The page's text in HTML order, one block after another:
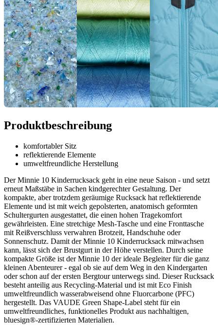
Produktbeschreibung
komfortabler Sitz
reflektierende Elemente
umweltfreundliche Herstellung
Der Minnie 10 Kinderrucksack geht in eine neue Saison - und setzt
erneut Maßstäbe in Sachen kindgerechter Gestaltung. Der
kompakte, aber trotzdem geräumige Rucksack hat reflektierende
Elemente und ist mit weich gepolsterten, anatomisch geformten
Schultergurten ausgestattet, die einen hohen Tragekomfort
gewährleisten. Eine stretchige Mesh-Tasche und eine Fronttasche
mit Reißverschluss verwahren Brotzeit, Handschuhe oder
Sonnenschutz. Damit der Minnie 10 Kinderrucksack mitwachsen
kann, lässt sich der Brustgurt in der Höhe verstellen. Durch seine
kompakte Größe ist der Minnie 10 der ideale Begleiter für die ganz
kleinen Abenteurer - egal ob sie auf dem Weg in den Kindergarten
oder schon auf der ersten Bergtour unterwegs sind. Dieser Rucksack
besteht anteilig aus Recycling-Material und ist mit Eco Finish
umweltfreundlich wasserabweisend ohne Fluorcarbone (PFC)
hergestellt. Das VAUDE Green Shape-Label steht für ein
umweltfreundliches, funktionelles Produkt aus nachhaltigen,
bluesign®-zertifizierten Materialien.